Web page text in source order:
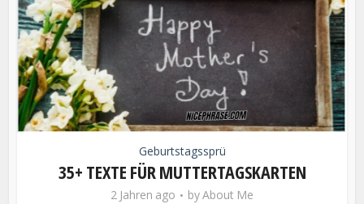
Geburtstagssprü
35+ TEXTE FÜR MUTTERTAGSKARTEN
2 Jahren ago byAbout Me